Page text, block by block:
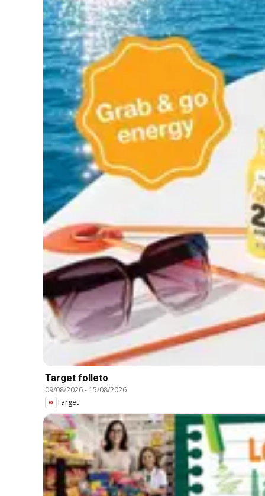
Target folleto
09/08/2026- 15/08/2026
Target